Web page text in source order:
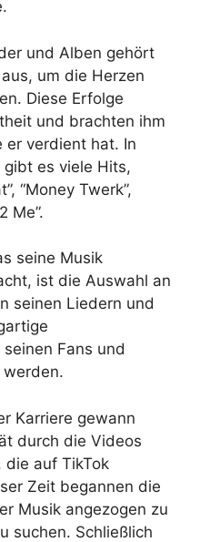
und Alben gehört
um die Herzen
Diese Erfolge
und brachten ihm
er verdient hat. In
es viele Hits,
“Money Twerk”,
Me”.
seine Musik
ist die Auswahl an
seinen Liedern und
Fans und
Karriere gewann
durch die Videos
die auf TikTok
Zeit begannen die
Musik angezogen zu
suchen. Schließlich